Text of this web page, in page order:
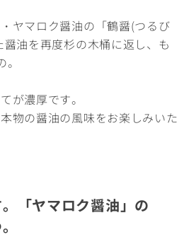
ヤマロク醤油の「鶴醤(つるび
油を再度杉の木桶に返し、も
が濃厚です。
物の醤油の風味をお楽しみいた
「ヤマロク醤油」の